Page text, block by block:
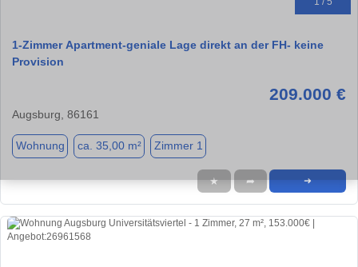
1-Zimmer Apartment-geniale Lage direkt an der FH- keine
Provision
209.000 €
Augsburg, 86161
Wohnung ca. 35,00 m² Zimmer 1
★ ➦ ➜